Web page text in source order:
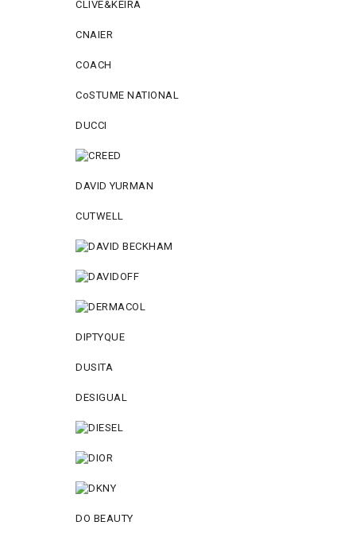
CLIVE&KEIRA
CNAIER
COACH
CoSTUME NATIONAL
DUCCI
DAVID YURMAN
CUTWELL
DIPTYQUE
DUSITA
DESIGUAL
DO BEAUTY